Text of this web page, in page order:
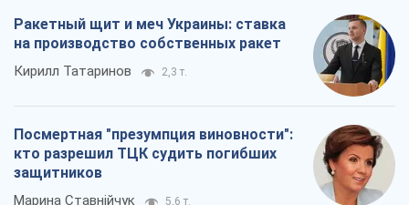
Ракетный щит и меч Украины: ставка
на производство собственных ракет
Кирилл Татаринов 2,3 т.
Посмертная "презумпция виновности":
кто разрешил ТЦК судить погибших
защитников
Марина Ставнійчук 5,6 т.